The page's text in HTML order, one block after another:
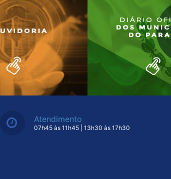
Atendimento
07h45 às 11h45 | 13h30 às 17h30